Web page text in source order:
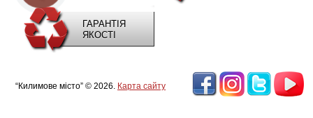
ГАРАНТІЯ
ЯКОСТІ
“Килимове місто” © 2026. Карта сайту